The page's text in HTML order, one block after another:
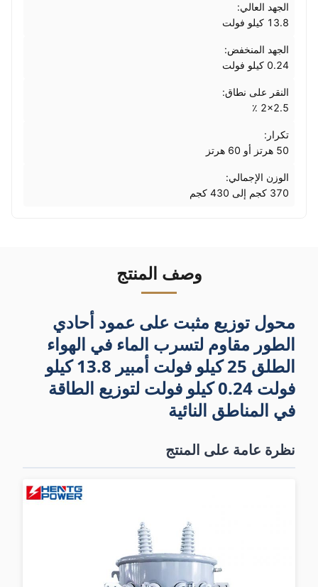
الجهد العالي:
13.8 كيلو فولت
الجهد المنخفض:
0.24 كيلو فولت
النقر على نطاق:
2x2.5 ٪
تكرار:
50 هرتز أو 60 هرتز
الوزن الإجمالي:
370 كجم إلى 430 كجم
وصف المنتج
محول توزيع مثبت على عمود أحادي
الطور مقاوم لتسرب الماء في الهواء
الطلق 25 كيلو فولت أمبير 13.8 كيلو
فولت 0.24 كيلو فولت لتوزيع الطاقة
في المناطق النائية
نظرة عامة على المنتج